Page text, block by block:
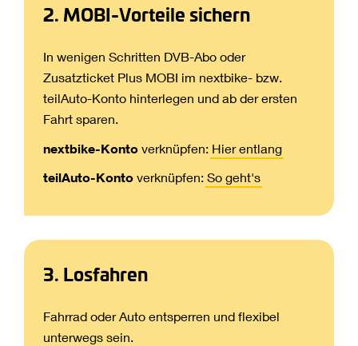
2. MOBI-Vorteile sichern
In wenigen Schritten DVB-Abo oder
Zusatzticket Plus MOBI im nextbike- bzw.
teilAuto-Konto hinterlegen und ab der ersten
Fahrt sparen.
nextbike-Konto verknüpfen: Hier entlang
teilAuto-Konto verknüpfen: So geht's
3. Losfahren
Fahrrad oder Auto entsperren und flexibel
unterwegs sein.